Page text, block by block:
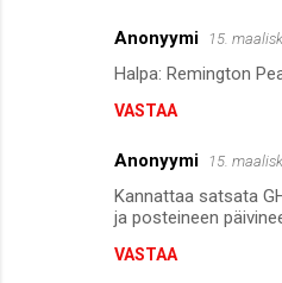
Anonyymi 15.
Halpa: Remington
VASTAA
Anonyymi 15.
Kannattaa satsata
ja posteineen
VASTAA